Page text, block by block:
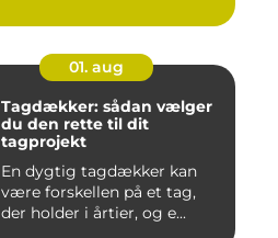
01. aug
Tagdækker: sådan vælger
du den rette til dit
tagprojekt
En dygtig tagdækker kan
være forskellen på et tag,
der holder i årtier, og e...